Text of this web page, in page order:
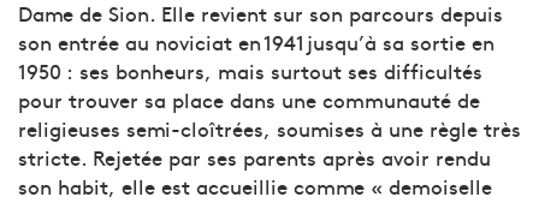
Dame de Sion. Elle revient sur son parcours depuis
son entrée au noviciat en 1941 jusqu’à sa sortie en
1950 : ses bonheurs, mais surtout ses difficultés
pour trouver sa place dans une communauté de
religieuses semi-cloîtrées, soumises à une règle très
stricte. Rejetée par ses parents après avoir rendu
son habit, elle est accueillie comme « demoiselle